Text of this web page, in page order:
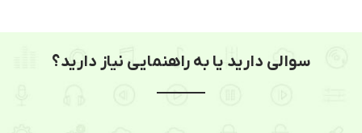
سوالی دارید یا به راهنمایی نیاز دارید؟